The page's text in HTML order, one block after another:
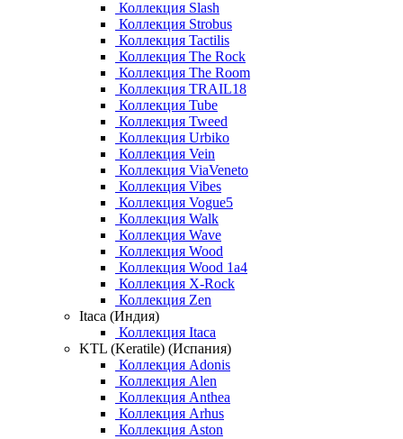
Коллекция Slash
Коллекция Strobus
Коллекция Tactilis
Коллекция The Rock
Коллекция The Room
Коллекция TRAIL18
Коллекция Tube
Коллекция Tweed
Коллекция Urbiko
Коллекция Vein
Коллекция ViaVeneto
Коллекция Vibes
Коллекция Vogue5
Коллекция Walk
Коллекция Wave
Коллекция Wood
Коллекция Wood 1a4
Коллекция X-Rock
Коллекция Zen
Itaca (Индия)
Коллекция Itaca
KTL (Keratile) (Испания)
Коллекция Adonis
Коллекция Alen
Коллекция Anthea
Коллекция Arhus
Коллекция Aston